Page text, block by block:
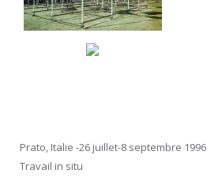
Prato, Italie -26 juillet-8 septembre 1996
Travail in situ